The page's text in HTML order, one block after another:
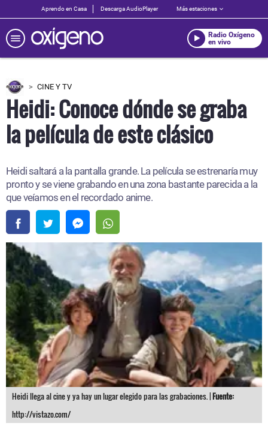
Aprendo en Casa Descarga AudioPlayer Más estaciones
Radio Oxígeno
en vivo
CINE Y TV
Heidi: Conoce dónde se graba
la película de este clásico
Heidi saltará a la pantalla grande. La película se estrenaría muy
pronto y se viene grabando en una zona bastante parecida a la
que veíamos en el recordado anime.
Heidi llega al cine y ya hay un lugar elegido para las grabaciones. |Fuente:
http://vistazo.com/